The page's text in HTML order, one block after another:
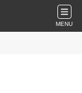
MENU